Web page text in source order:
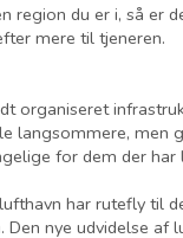
region du er i, så er
mere til tjeneren.
organiseret
langsommere, men
for dem der har
har rutefly til
Den nye udvidelse